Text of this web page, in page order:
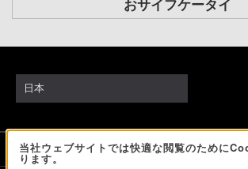
おサイフケータイ
当社ウェブサイトでは快適な閲覧のために
ります。
日本
ソニーストアでのお買い物にあたって